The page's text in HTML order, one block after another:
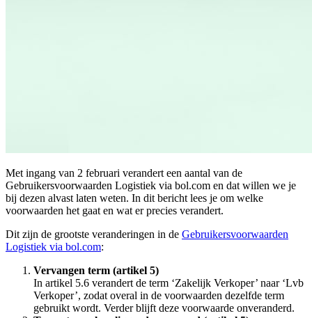
Met ingang van 2 februari verandert een aantal van de
Gebruikersvoorwaarden Logistiek via bol.com en dat willen we je
bij dezen alvast laten weten. In dit bericht lees je om welke
voorwaarden het gaat en wat er precies verandert.
Dit zijn de grootste veranderingen in de Gebruikersvoorwaarden
Logistiek via bol.com:
Vervangen term (artikel 5)
In artikel 5.6 verandert de term ‘Zakelijk Verkoper’ naar ‘Lvb
Verkoper’, zodat overal in de voorwaarden dezelfde term
gebruikt wordt. Verder blijft deze voorwaarde onveranderd.